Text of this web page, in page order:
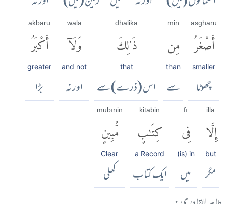
aṣgharu
أَصْغَرُ
smaller
چھوٹا
min
مِن
than
سے
dhālika
ذَٰلِكَ
that
اس (ذرے) سے
walā
وَلَآ
and not
اور نہ
akbaru
أَكْبَرُ
greater
بڑا
illā
إِلَّا
but
مگر
fī
فِى
(is) in
میں
kitābin
كِتَٰبٍ
a Record
ایک کتاب
mubīnin
مُّبِينٍ
Clear
کھلی